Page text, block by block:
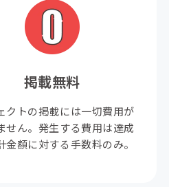
掲載無料
クトの掲載には一切費用が
せん。発生する費用は達成
金額に対する手数料のみ。